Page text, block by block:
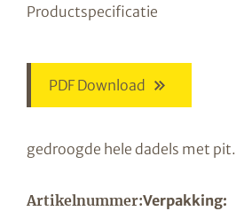
Productspecificatie
PDF Download
gedroogde hele dadels met pit.
Artikelnummer:Verpakking: